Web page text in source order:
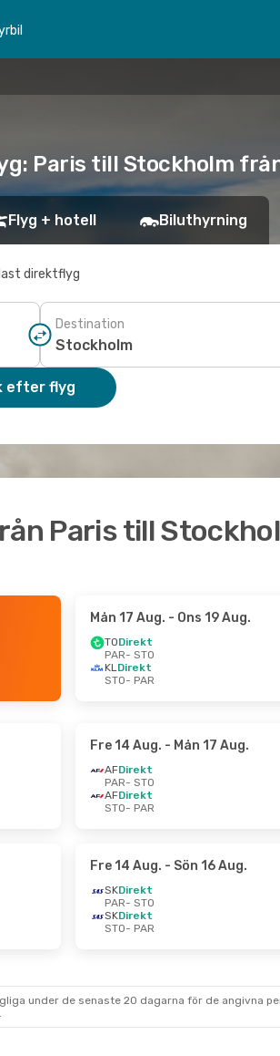
Paris till Stockholm från
Flyg + hotell Biluthyrning
direktflyg
Destination
efter flyg
Paris till
Mån 17 Aug. - Ons 19 Aug.
TODirekt
PAR- STO
KLDirekt
STO- PAR
Fre 14 Aug. - Mån 17 Aug.
AFDirekt
PAR- STO
AFDirekt
STO- PAR
Fre 14 Aug. - Sön 16 Aug.
SKDirekt
PAR- STO
SKDirekt
STO- PAR
under de senaste 20 dagarna för de angivna